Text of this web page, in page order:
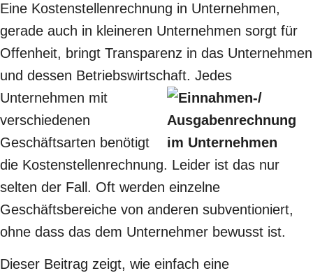
Eine Kostenstellenrechnung in Unternehmen,
gerade auch in kleineren Unternehmen sorgt für
Offenheit, bringt Transparenz in das Unternehmen
und dessen Betriebswirtschaft. Jedes
Unternehmen mit
verschiedenen
Geschäftsarten benötigt
die Kostenstellenrechnung. Leider ist das nur
selten der Fall. Oft werden einzelne
Geschäftsbereiche von anderen subventioniert,
ohne dass das dem Unternehmer bewusst ist.
Dieser Beitrag zeigt, wie einfach eine